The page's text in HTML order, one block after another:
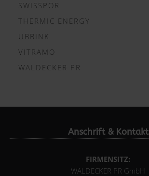
SWISSPOR
THERMIC ENERGY
UBBINK
VITRAMO
WALDECKER PR
Anschrift & Kontakt
FIRMENSITZ:
WALDECKER PR GmbH